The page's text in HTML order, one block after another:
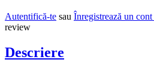
Autentifică-te sau Înregistrează un cont
review
Descriere